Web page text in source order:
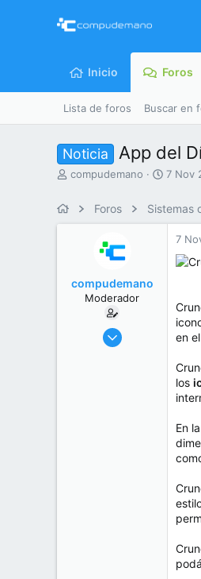
Inicio Foros
Lista de foros Buscar en
Noticia App del
I
r
compudemano
F
h
7 Nov
Foros Sistemas
compudemano
Moderador
26 Jul 2013
7
en
los
En